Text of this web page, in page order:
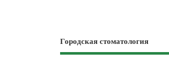
Городская стоматология